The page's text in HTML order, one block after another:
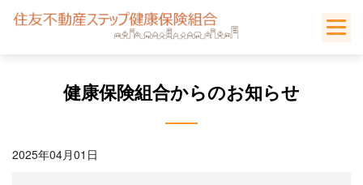
Skip
健康保険組合からのお知らせ
2025年04月01日